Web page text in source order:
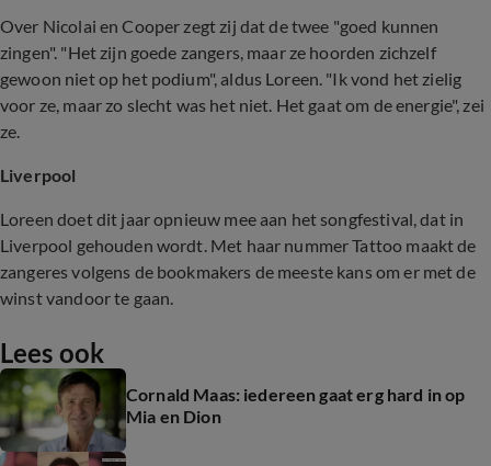
Over Nicolai en Cooper zegt zij dat de twee "goed kunnen
zingen". "Het zijn goede zangers, maar ze hoorden zichzelf
gewoon niet op het podium", aldus Loreen. "Ik vond het zielig
voor ze, maar zo slecht was het niet. Het gaat om de energie", zei
ze.
Liverpool
Loreen doet dit jaar opnieuw mee aan het songfestival, dat in
Liverpool gehouden wordt. Met haar nummer Tattoo maakt de
zangeres volgens de bookmakers de meeste kans om er met de
winst vandoor te gaan.
Lees ook
Cornald Maas: iedereen gaat erg hard in op
Mia en Dion